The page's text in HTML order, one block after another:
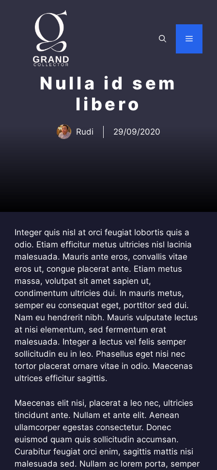
Menu
Nulla id sem
libero
Rudi 29/09/2020
Integer quis nisl at orci feugiat lobortis quis a
odio. Etiam efficitur metus ultricies nisl lacinia
malesuada. Mauris ante eros, convallis vitae
eros ut, congue placerat ante. Etiam metus
massa, volutpat sit amet sapien ut,
condimentum ultricies dui. In mauris metus,
semper eu consequat eget, porttitor sed dui.
Nam eu hendrerit nibh. Mauris vulputate lectus
at nisi elementum, sed fermentum erat
malesuada. Integer a lectus vel felis semper
sollicitudin eu in leo. Phasellus eget nisi nec
tortor placerat ornare vitae in odio. Maecenas
ultrices efficitur sagittis.
Maecenas elit nisi, placerat a leo nec, ultricies
tincidunt ante. Nullam et ante elit. Aenean
ullamcorper egestas consectetur. Donec
euismod quam quis sollicitudin accumsan.
Curabitur feugiat orci enim, sagittis mattis nisi
malesuada sed. Nullam ac lorem porta, semper